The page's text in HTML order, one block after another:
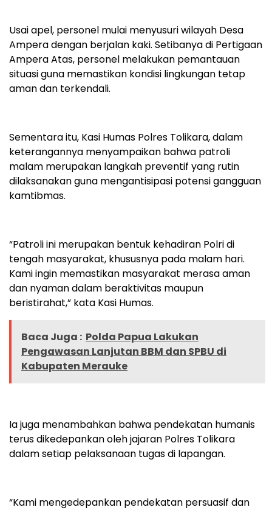
Usai apel, personel mulai menyusuri wilayah Desa
Ampera dengan berjalan kaki. Setibanya di Pertigaan
Ampera Atas, personel melakukan pemantauan
situasi guna memastikan kondisi lingkungan tetap
aman dan terkendali.
Sementara itu, Kasi Humas Polres Tolikara, dalam
keterangannya menyampaikan bahwa patroli
malam merupakan langkah preventif yang rutin
dilaksanakan guna mengantisipasi potensi gangguan
kamtibmas.
“Patroli ini merupakan bentuk kehadiran Polri di
tengah masyarakat, khususnya pada malam hari.
Kami ingin memastikan masyarakat merasa aman
dan nyaman dalam beraktivitas maupun
beristirahat,” kata Kasi Humas.
Baca Juga : Polda Papua Lakukan
Pengawasan Lanjutan BBM dan SPBU di
Kabupaten Merauke
Ia juga menambahkan bahwa pendekatan humanis
terus dikedepankan oleh jajaran Polres Tolikara
dalam setiap pelaksanaan tugas di lapangan.
“Kami mengedepankan pendekatan persuasif dan